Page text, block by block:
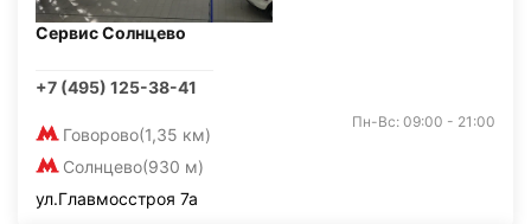
Сервис Солнцево
+7 (495) 125-38-41
Говорово(1,35 км)
Солнцево(930 м)
Пн-Вс: 09:00 - 21:00
ул.Главмосстроя 7а